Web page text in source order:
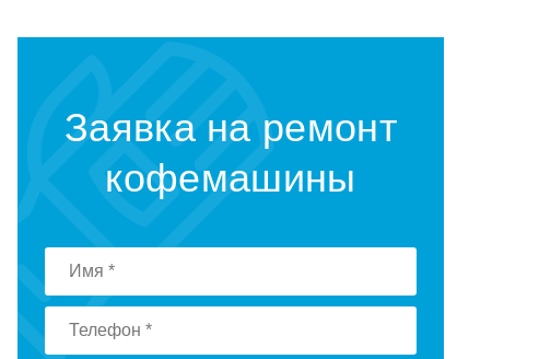
Заявка на ремонт
кофемашины